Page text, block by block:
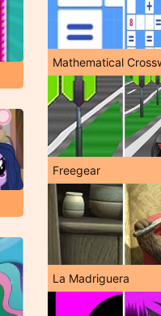
Mathematical
Freegear
La Madriguera